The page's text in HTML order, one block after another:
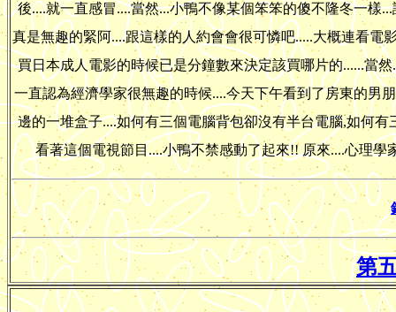
後....就一直感冒....當然...小鴨不像某個笨笨的傻不隆冬一樣
真是無趣的緊阿....跟這樣的人約會會很可憐吧.....大概連看電
買日本成人電影的時候已是分鐘數來決定該買哪片的......當
一直認為經濟學家很無趣的時候....今天下午看到了房東的男
邊的一堆盒子....如何有三個電腦背包卻沒有半台電腦,如何
看著這個電視節目....小鴨不禁感動了起來!! 原來....心理
第